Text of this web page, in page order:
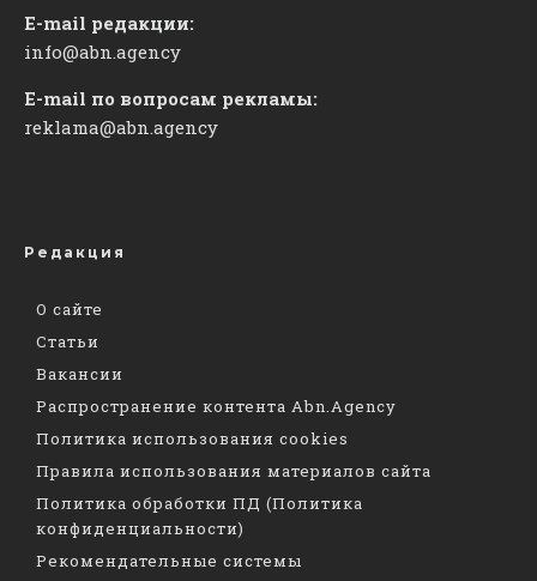
E-mail редакции:
info@abn.agency
E-mail по вопросам рекламы:
reklama@abn.agency
Редакция
О сайте
Статьи
Вакансии
Распространение контента Abn.Agency
Политика использования cookies
Правила использования материалов сайта
Политика обработки ПД (Политика
конфиденциальности)
Рекомендательные системы